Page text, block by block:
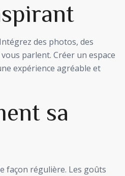
des photos, des
parlent. Créer un espace
expérience agréable et
sa
façon régulière. Les goûts